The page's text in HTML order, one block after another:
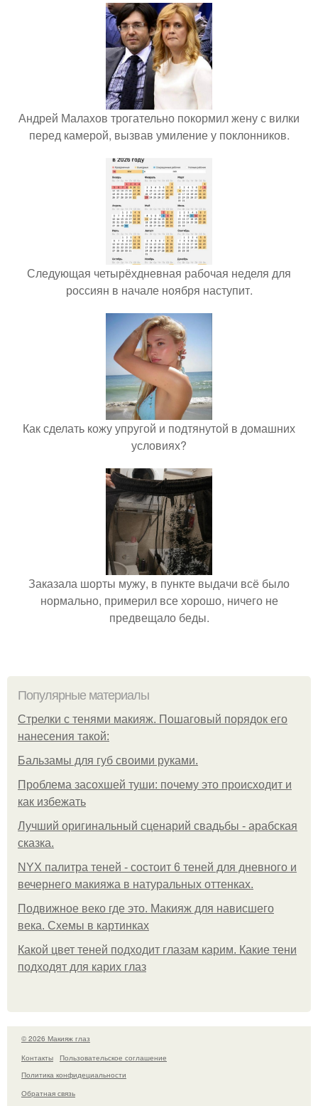
Андрей Малахов трогательно покормил жену с вилки
перед камерой, вызвав умиление у поклонников.
Следующая четырёхдневная рабочая неделя для
россиян в начале ноября наступит.
Как сделать кожу упругой и подтянутой в домашних
условиях?
Заказала шорты мужу, в пункте выдачи всё было
нормально, примерил все хорошо, ничего не
предвещало беды.
Популярные материалы
Стрелки с тенями макияж. Пошаговый порядок его
нанесения такой:
Бальзамы для губ своими руками.
Проблема засохшей туши: почему это происходит и
как избежать
Лучший оригинальный сценарий свадьбы - арабская
сказка.
NYX палитра теней - состоит 6 теней для дневного и
вечернего макияжа в натуральных оттенках.
Подвижное веко где это. Макияж для нависшего
века. Схемы в картинках
Какой цвет теней подходит глазам карим. Какие тени
подходят для карих глаз
© 2026 Макияж глаз
Контакты
Пользовательское соглашение
Политика конфидециальности
Обратная связь